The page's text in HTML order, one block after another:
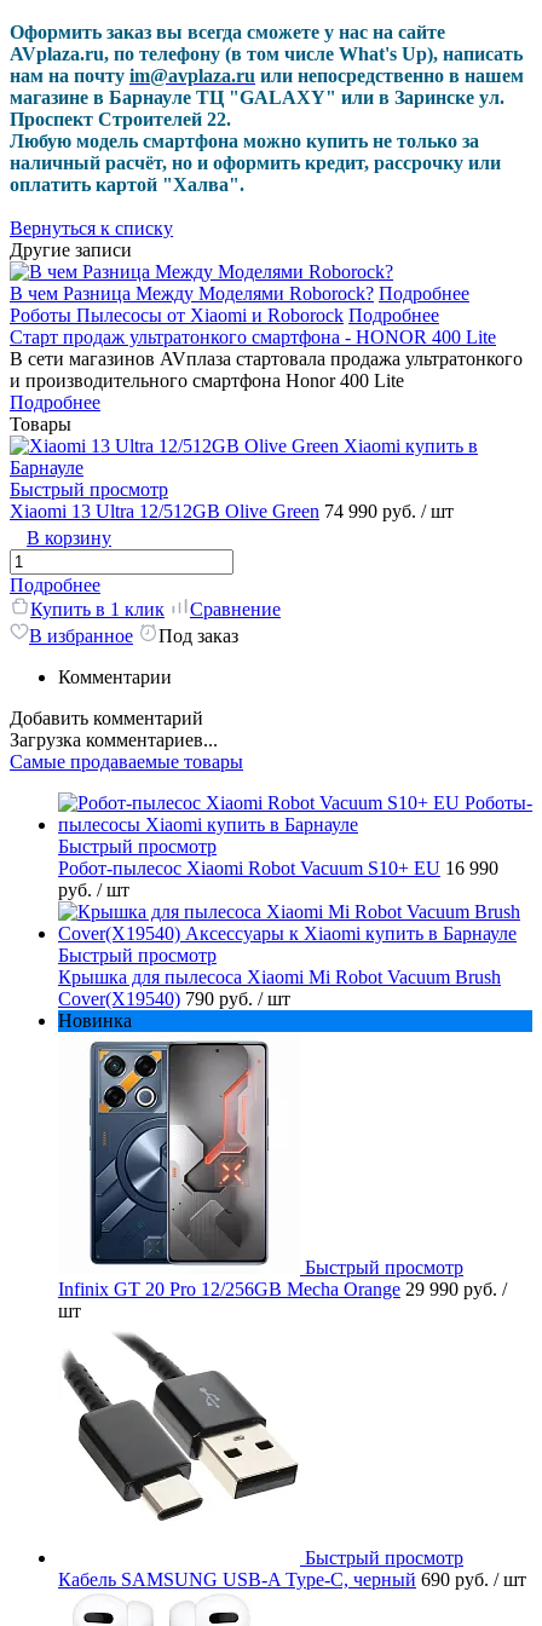
Оформить заказ вы всегда сможете у нас на сайте
AVplaza.ru, по телефону (в том числе What's Up), написать
нам на почту im@avplaza.ru или непосредственно в нашем
магазине в Барнауле ТЦ "GALAXY" или в Заринске ул.
Проспект Строителей 22.
Любую модель смартфона можно купить не только за
наличный расчёт, но и оформить кредит, рассрочку или
оплатить картой "Халва".
Вернуться к списку
Другие записи
В чем Разница Между Моделями Roborock? Подробнее
Роботы Пылесосы от Xiaomi и Roborock Подробнее
Старт продаж ультратонкого смартфона - HONOR 400 Lite
В сети магазинов AVплаза стартовала продажа ультратонкого
и производительного смартфона Honor 400 Lite
Подробнее
Товары
Быстрый просмотр
Xiaomi 13 Ultra 12/512GB Olive Green 74 990 руб. / шт
В корзину
Подробнее
Купить в 1 клик
Сравнение
В избранное
Под заказ
Комментарии
Добавить комментарий
Загрузка комментариев...
Самые продаваемые товары
Быстрый просмотр
Робот-пылесос Xiaomi Robot Vacuum S10+ EU 16 990
руб. / шт
Быстрый просмотр
Крышка для пылесоса Xiaomi Mi Robot Vacuum Brush
Cover(X19540) 790 руб. / шт
Новинка
Быстрый просмотр
Infinix GT 20 Pro 12/256GB Mecha Orange 29 990 руб. /
шт
Быстрый просмотр
Кабель SAMSUNG USB-A Type-C, черный 690 руб. / шт